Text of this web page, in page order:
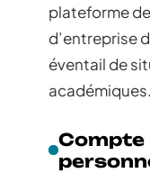
plateforme
d’entreprise
éventail de
académiques.